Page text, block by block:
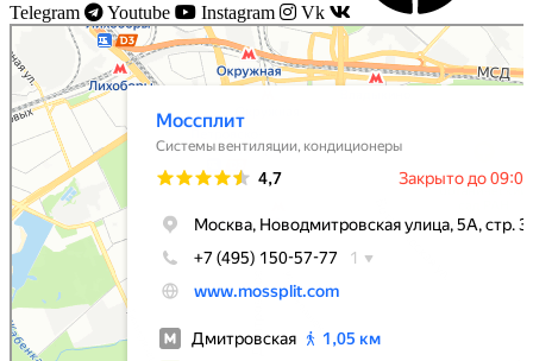
Telegram Youtube Instagram Vk
Моссплит
Системы вентиляции в Москве
Установка кондиционеров в Москве